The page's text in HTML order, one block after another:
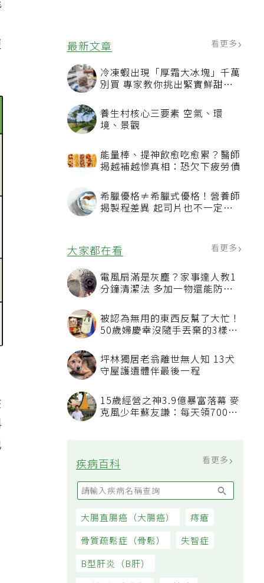
最新文章 看更多
冷凍蝦出現「厚霜大冰塊」千萬
別買 專家教你挑出緊實鮮甜蝦
養生村核心三要素 空氣、環
境、景觀
能量棒、提神飲愈吃愈累？醫師
揭越補越慘真相：恐欠下疲勞債
希臘優格≠希臘式優格！營養師
揭製程差異 起司片也不一定是
大家都在看
電風扇滿是灰塵？家事達人教1
被認為無用的東西反幫了大忙！
50歲婦慶幸沒隨手丟棄的3樣物
品
坪林獨居老翁離世無人知 13犬
15歲經營之神3.9億暴富落幕 麥
疾病百科